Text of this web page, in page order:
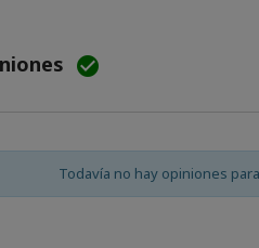

Todavía no hay opiniones